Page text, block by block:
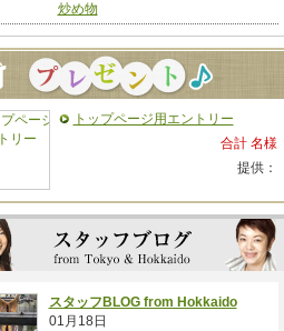
炒め物
トップページ用エントリー
合計 名様
提供：
スタッフBLOG from Hokkaido
01月18日